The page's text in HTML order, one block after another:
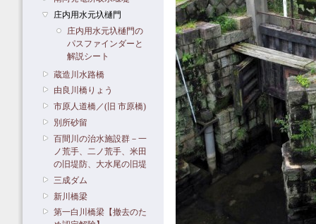
庄内用水元圦樋門
庄内用水元圦樋門の
パスファインダーと
解説シート
蔵造川水路橋
由良川橋りょう
市原人道橋／(旧 市原橋)
別所砂留
百間川の治水施設群－一
ノ荒手、二ノ荒手、米田
の旧堤防、大水尾の旧堤
三成ダム
新川橋梁
第一白川橋梁【撤去のた